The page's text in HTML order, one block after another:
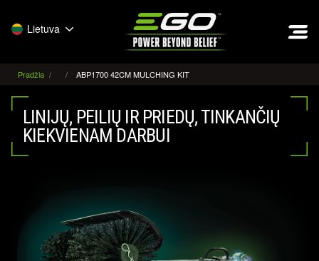
Lietuva
Pradžia ABP1700 42CM MULCHING KIT
LINIJŲ, PEILIŲ IR PRIEDŲ, TINKANČIŲ
KIEKVIENAM DARBUI